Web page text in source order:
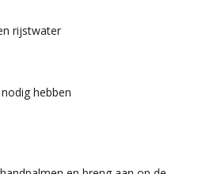
rijstwater
hebben